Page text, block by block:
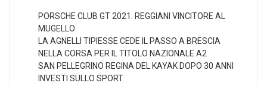
PORSCHE CLUB GT 2021. REGGIANI VINCITORE AL
MUGELLO
LA AGNELLI TIPIESSE CEDE IL PASSO A BRESCIA
NELLA CORSA PER IL TITOLO NAZIONALE A2
SAN PELLEGRINO REGINA DEL KAYAK DOPO 30 ANNI
INVESTI SULLO SPORT